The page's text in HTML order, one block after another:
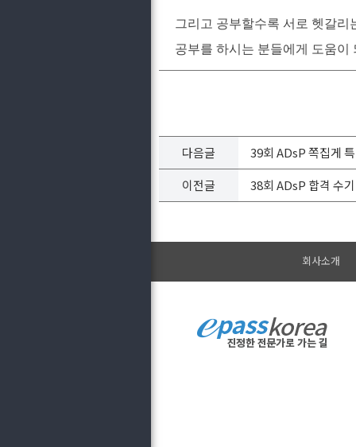
그리고 공부할수록 서로 헷갈
공부를 하시는 분들에게 도움이
다음글
39회 ADsP 쪽집게
이전글
38회 ADsP 합격 수
회사소개